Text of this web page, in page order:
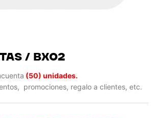
/ BX02
(50) unidades.
promociones, regalo a clientes, etc.